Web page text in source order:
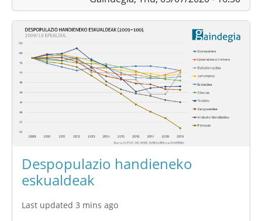
Despopulazio handieneko
eskualdeak
Last updated 3 mins ago